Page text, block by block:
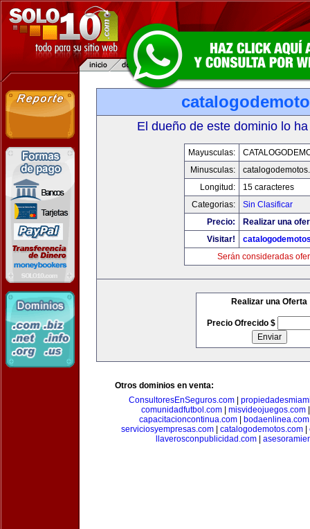
El dueño de este dominio lo
Mayusculas:
Minusculas:
Longitud:
15 caracteres
Categorias:
Sin Clasificar
Precio:
Realizar una
Visitar!
Serán consideradas
Realizar una Oferta
Precio Ofrecido $
Otros dominios en venta:
ConsultoresEnSeguros.com
comunidadfutbol.com| misvideojuegos.com
capacitacioncontinua.com
bodaenlinea.com
serviciosyempresas.com
catalogodemotos.com
llaverosconpublicidad.com|